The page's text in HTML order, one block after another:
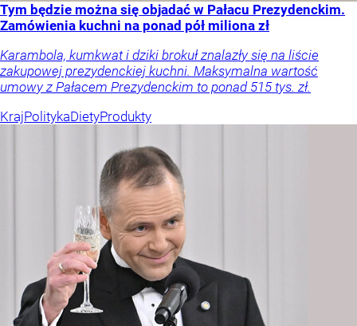
Tym będzie można się objadać w Pałacu Prezydenckim.
Zamówienia kuchni na ponad pół miliona zł
Karambola, kumkwat i dziki brokuł znalazły się na liście
zakupowej prezydenckiej kuchni. Maksymalna wartość
umowy z Pałacem Prezydenckim to ponad 515 tys. zł.
KrajPolitykaDietyProdukty